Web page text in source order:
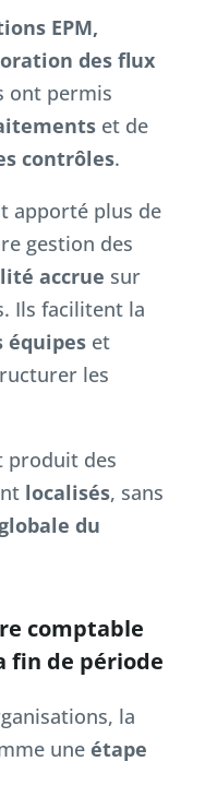
EPM,
des flux
ont permis
et de
contrôles.
apporté plus de
gestion des
accrue sur
Ils facilitent la
équipeset
les
produit des
localisés, sans
du
comptable
fin de période
la
une étape